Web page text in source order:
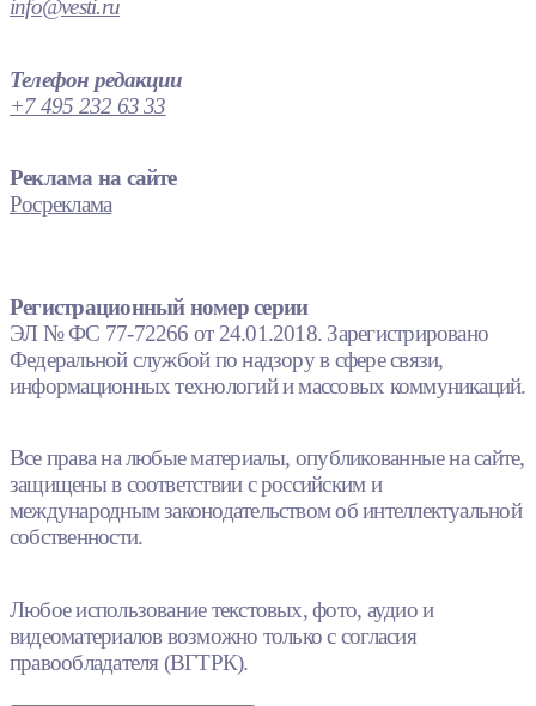
info@vesti.ru
Телефон редакции
+7 495 232 63 33
Реклама на сайте
Росреклама
Регистрационный номер серии
ЭЛ № ФС 77-72266 от 24.01.2018. Зарегистрировано
Федеральной службой по надзору в сфере связи,
информационных технологий и массовых коммуникаций.
Все права на любые материалы, опубликованные на сайте,
защищены в соответствии с российским и
международным законодательством об интеллектуальной
собственности.
Любое использование текстовых, фото, аудио и
видеоматериалов возможно только с согласия
правообладателя (ВГТРК).